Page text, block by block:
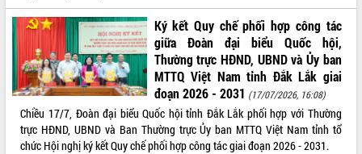
VIDEO
Ký kết Quy chế phối hợp công tác
giữa Đoàn đại biểu Quốc hội,
Thường trực HĐND, UBND và Ủy ban
MTTQ Việt Nam tỉnh Đắk Lắk giai
đoạn 2026 - 2031 (17/07/2026, 16:08)
Chiều 17/7, Đoàn đại biểu Quốc hội tỉnh Đắk Lắk phối hợp với Thường
trực HĐND, UBND và Ban Thường trực Ủy ban MTTQ Việt Nam tỉnh tổ
chức Hội nghị ký kết Quy chế phối hợp công tác giai đoạn 2026 - 2031.